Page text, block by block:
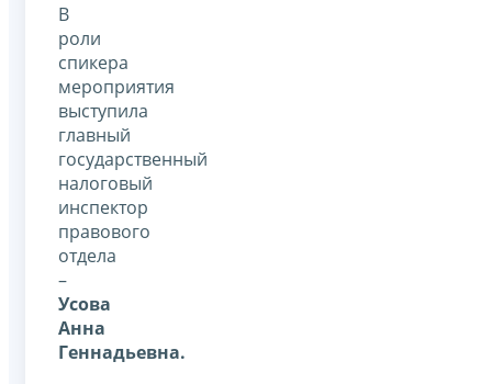
В
роли
спикера
мероприятия
выступила
главный
государственный
налоговый
инспектор
правового
отдела
–
Усова
Анна
Геннадьевна.